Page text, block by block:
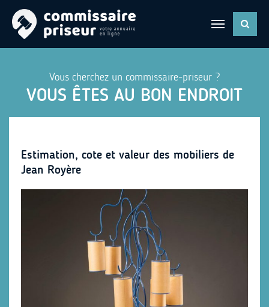
Vous cherchez un commissaire-priseur ?
VOUS ÊTES AU BON ENDROIT
Estimation, cote et valeur des mobiliers de
Jean Royère